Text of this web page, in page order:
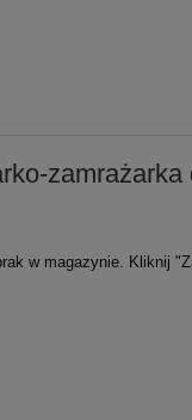
w magazynie. Kliknij